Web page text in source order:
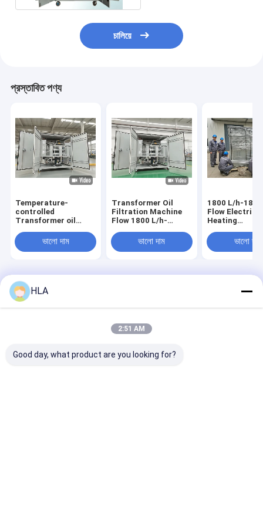
চালিয়ে
প্রস্তাবিত পণ্য
Temperature-
controlled
Transformer oil
Impurity Size≤1μm
particles
ভালো দাম
Transformer Oil
Filtration Machine
Flow 1800 L/h-
Vacuum 3-5Pa
Optional Flowmeter
ভালো দাম
1800 L/h-
Flow Electric
Heating
Filtration for
Customer
ভালো দাম
বাড়ি
সাইট ম্যাপ
Privacy Policy
চীন কারখানা.Copyright © 2025 Chongqing
HLA Mechanical Equipment Co., Ltd.. All Rights Reserved.
HLA
2:51 AM
Good day, what product are you looking for?